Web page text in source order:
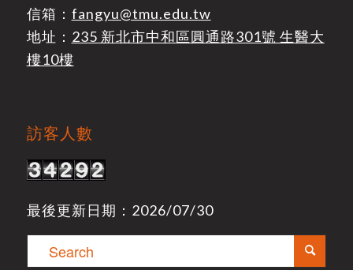
信箱： fangyu@tmu.edu.tw
地址： 235 新北市中和區圓通路301號 生醫大
樓10樓
訪客人數
最後更新日期：2026/07/30